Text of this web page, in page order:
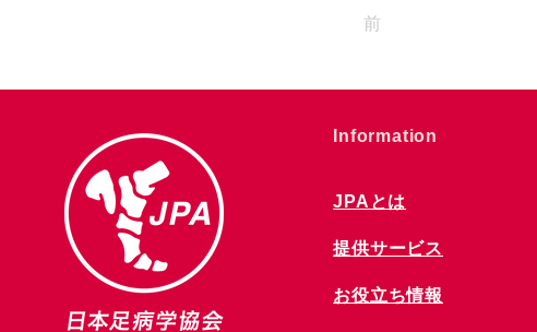
前
​Information
JPAとは
提供サービス
お役立ち情報